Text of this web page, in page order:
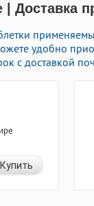
Доставка
удобно
с доставкой
Купить